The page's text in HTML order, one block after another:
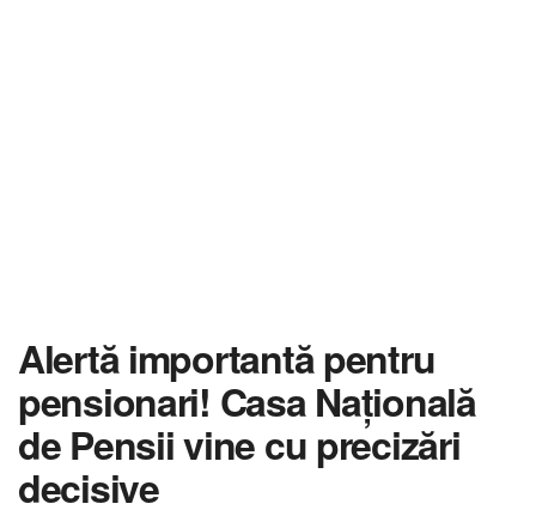
Alertă importantă pentru
pensionari! Casa Națională
de Pensii vine cu precizări
decisive